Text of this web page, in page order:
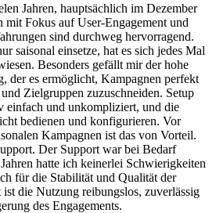
Jahren, hauptsächlich im Dezember
mit Fokus auf User-Engagement und
sind durchweg hervorragend.
saisonal einsetze, hat es sich jedes Mal
Besonders gefällt mir der hohe
der es ermöglicht, Kampagnen perfekt
Zielgruppen zuzuschneiden. Setup
einfach und unkompliziert, und die
bedienen und konfigurieren. Vor
Kampagnen ist das von Vorteil.
Der Support war bei Bedarf
hatte ich keinerlei Schwierigkeiten
für die Stabilität und Qualität der
ist die Nutzung reibungslos, zuverlässig
des Engagements.